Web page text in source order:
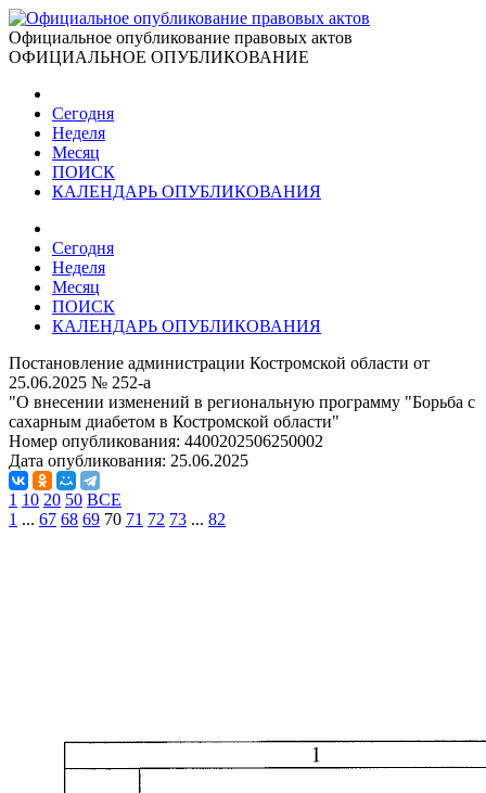
Официальное опубликование правовых актов
ОФИЦИАЛЬНОЕ ОПУБЛИКОВАНИЕ
Сегодня
Неделя
Месяц
ПОИСК
КАЛЕНДАРЬ ОПУБЛИКОВАНИЯ
Сегодня
Неделя
Месяц
ПОИСК
КАЛЕНДАРЬ ОПУБЛИКОВАНИЯ
Постановление администрации Костромской области от
25.06.2025 № 252-а
"О внесении изменений в региональную программу "Борьба с
сахарным диабетом в Костромской области"
Номер опубликования: 4400202506250002
Дата опубликования: 25.06.2025
1 10 20 50 ВСЕ
1 ... 67 68 69 70 71 72 73 ... 82